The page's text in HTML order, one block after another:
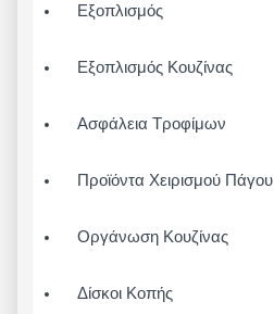
Εξοπλισμός
Εξοπλισμός Κουζίνας
Ασφάλεια Τροφίμων
Προϊόντα Χειρισμού Πάγου
Οργάνωση Κουζίνας
Δίσκοι Κοπής